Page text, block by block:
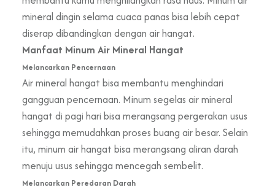
mineral dingin selama cuaca panas bisa lebih cepat
diserap dibandingkan dengan air hangat.
Manfaat Minum Air Mineral Hangat
Melancarkan Pencernaan
Air mineral hangat bisa membantu menghindari
gangguan pencernaan. Minum segelas air mineral
hangat di pagi hari bisa merangsang pergerakan usus
sehingga memudahkan proses buang air besar. Selain
itu, minum air hangat bisa merangsang aliran darah
menuju usus sehingga mencegah sembelit.
Melancarkan Peredaran Darah